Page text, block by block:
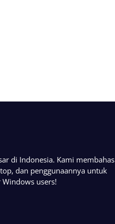
di Indonesia. Kami membahas
dan penggunaannya untuk
users!